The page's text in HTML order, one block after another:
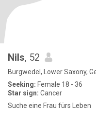
Nils, 52
Burgwedel, Lower Saxony,
Seeking: Female 18 - 36
Star sign: Cancer
Suche eine Frau fürs Leben